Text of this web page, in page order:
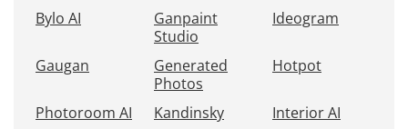
Bylo AI
Ganpaint
Studio
Ideogram
Gaugan
Generated
Photos
Hotpot
Photoroom AI Kandinsky
Interior AI